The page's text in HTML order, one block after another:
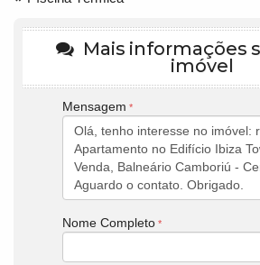
Mais informações
imóvel
Mensagem
Nome Completo